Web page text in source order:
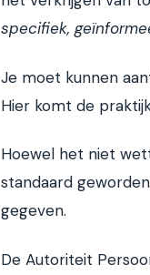
specifiek,
Je moet kunnen
Hier komt de
Hoewel het niet
standaard
gegeven.
De Autoriteit